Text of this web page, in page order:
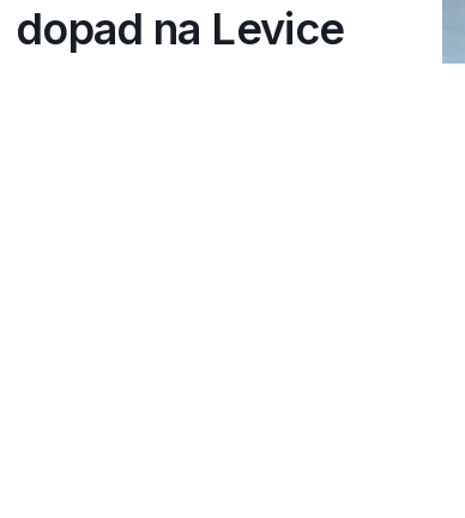
dopad na Levice